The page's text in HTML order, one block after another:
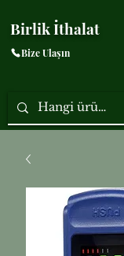
Birlik İthalat
Bize Ulaşın